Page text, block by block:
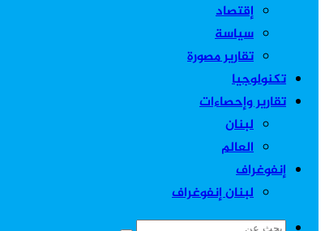
إقتصاد
سياسة
تقارير مصورة
تكنولوجيا
تقارير وإحصاءات
لبنان
العالم
إنفوغراف
لبنان إنفوغراف